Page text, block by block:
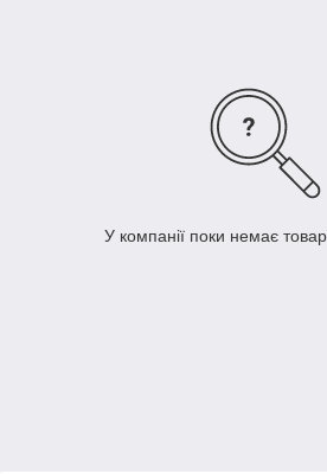
У компанії поки немає